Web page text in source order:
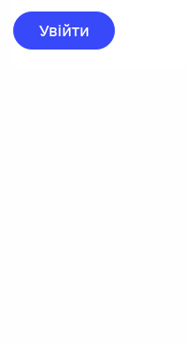
реєстрації.
Увійти